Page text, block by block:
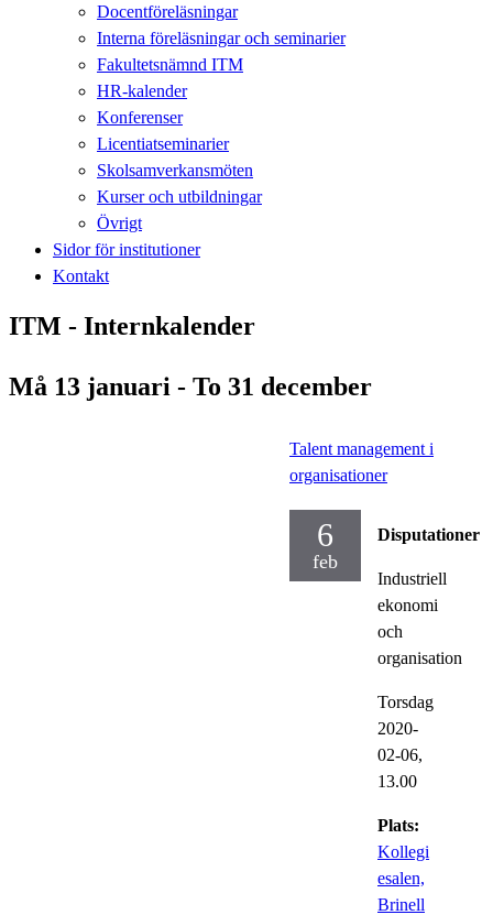
Docentföreläsningar
Interna föreläsningar och seminarier
Fakultetsnämnd ITM
HR-kalender
Konferenser
Licentiatseminarier
Skolsamverkansmöten
Kurser och utbildningar
Övrigt
Sidor för institutioner
Kontakt
ITM - Internkalender
Må 13 januari - To 31 december
Talent management i
organisationer
6
feb
Disputationer
Industriell
ekonomi
och
organisation
Torsdag
2020-
02-06,
13.00
Plats:
Kollegi
esalen,
Brinell